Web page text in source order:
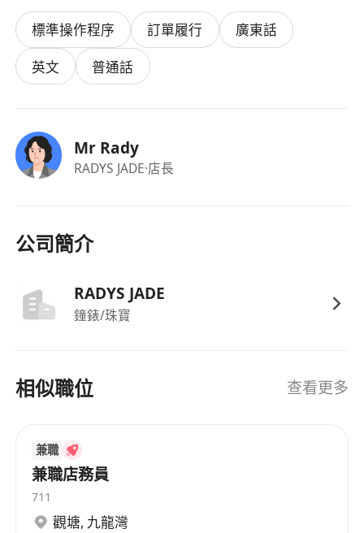
通能力，可應對內地顧客查詢；英文能力達日常
會話水準，能簡單說明產品來源與基本特徵。
熟悉翡翠基本知識，包括種水色地、常見處理方
式（如B貨、C貨辨識）、鑑定證書解讀及市場
力與即時反應力，能在直播壓力下保持穩定語
速、積極互動及專業態度。
勤，時間穩定且守時可靠。
時薪港幣$70至$100，佣金另計，按實際直播表
現、銷售達成及觀眾互動指標作彈性調整，每月
工作環境位於尖沙咀核心商業地段，交通便利
標準操作程序 訂單履行
廣東話
英文
普通話
Mr Rady
RADYS JADE·店長
公司簡介
RADYS JADE
鐘錶/珠寶
相似職位 查看更多
兼職
兼職店務員
711
觀塘, 九龍灣